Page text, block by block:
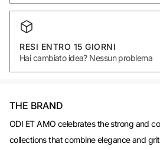
RESI ENTRO 15 GIORNI
Hai cambiato idea? Nessun problema
THE BRAND
ODI ET AMO celebrates the strong and
collections that combine elegance and